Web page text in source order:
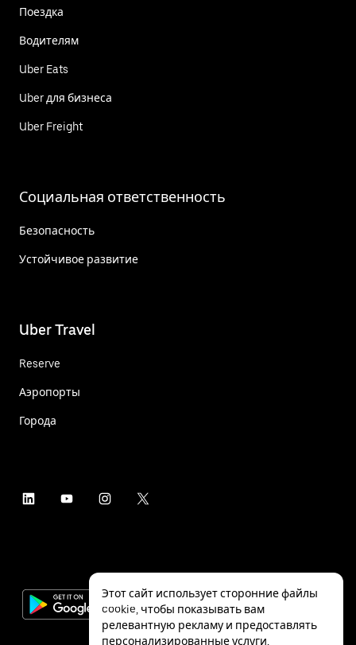
Поездка
Водителям
Uber Eats
Uber для бизнеса
Uber Freight
Социальная ответственность
Безопасность
Устойчивое развитие
Uber Travel
Reserve
Аэропорты
Города
Этот сайт использует сторонние файлы
cookie, чтобы показывать вам
релевантную рекламу и предоставлять
персонализированные услуги,